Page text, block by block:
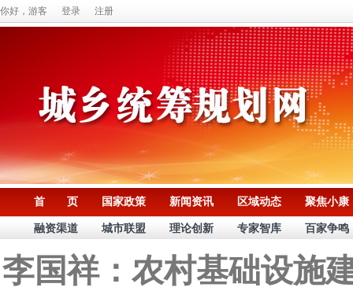
你好，游客 登录 注册
首 页 国家政策 新闻资讯 区域动态 聚焦小康
融资渠道 城市联盟 理论创新 专家智库 百家争鸣
李国祥：农村基础设施